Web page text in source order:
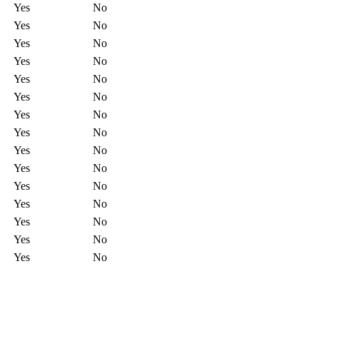
Yes
No
Yes
No
Yes
No
Yes
No
Yes
No
Yes
No
Yes
No
Yes
No
Yes
No
Yes
No
Yes
No
Yes
No
Yes
No
Yes
No
Yes No